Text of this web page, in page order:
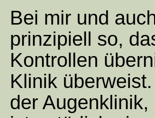
Bei mir und
prinzipiell so,
Kontrollen
Klinik
der